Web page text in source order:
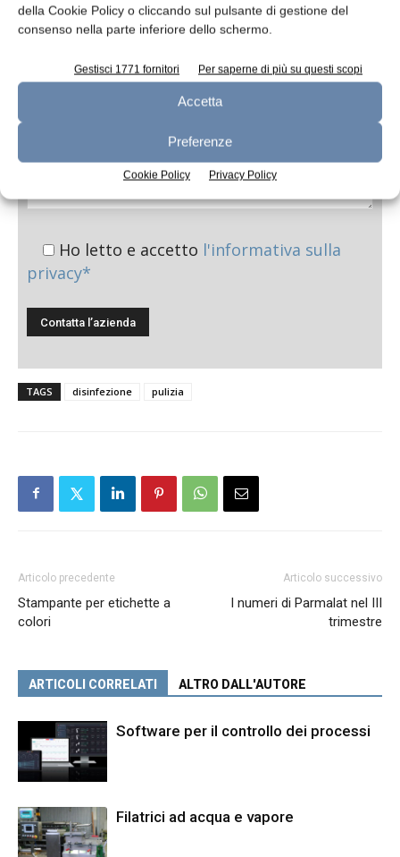
della Cookie Policy o cliccando sul pulsante di gestione del
consenso nella parte inferiore dello schermo.
Gestisci 1771 fornitori Per saperne di più su questi scopi
Accetta
Preferenze
Cookie Policy Privacy Policy
Messaggio
Ho letto e accetto l'informativa sulla
privacy*
TAGS disinfezione pulizia
Articolo precedente
Stampante per etichette a
colori
Articolo successivo
I numeri di Parmalat nel III
trimestre
ARTICOLI CORRELATI ALTRO DALL'AUTORE
Software per il controllo dei processi
Filatrici ad acqua e vapore